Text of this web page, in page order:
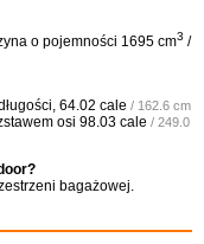
o pojemności 1695 cm3 /
64.02 cale / 162.6 cm
osi 98.03 cale / 249.0
bagażowej.